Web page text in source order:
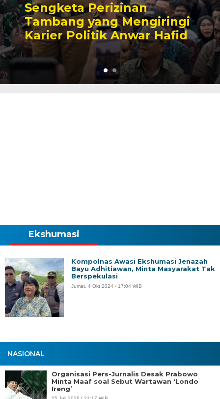
Sengketa Perizinan
Tambang yang Mengiringi
Karier Politik Anwar Hafid
NASIONAL
Organisasi Pers-Jurnalis Desak Prabowo
Minta Maaf soal Sebut Wartawan ‘Londo
Ireng’
Ekshumasi
Kompolnas Awasi Ekshumasi Jenazah
Bayu Adhitiawan, Minta Masyarakat Tak
Berspekulasi
Jumat, 4 Okt 2024 - 17:04 WIB